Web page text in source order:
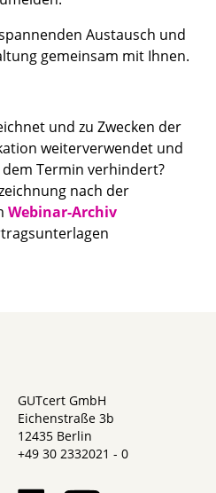
Austausch und
gemeinsam mit Ihnen.
und zu Zwecken der
weiterverwendet und
Termin verhindert?
nach der
Webinar-Archiv
GUTcert GmbH
Eichenstraße 3b
12435 Berlin
+49 30 2332021 - 0